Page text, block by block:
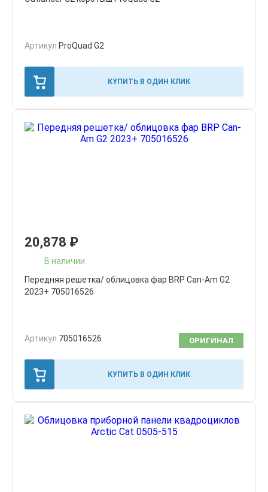
Артикул ProQuad G2
КУПИТЬ В ОДИН КЛИК
20,878 ₽
В наличии
Передняя решетка/ облицовка фар BRP Can-Am G2
2023+ 705016526
Артикул 705016526 ОРИГИНАЛ
КУПИТЬ В ОДИН КЛИК